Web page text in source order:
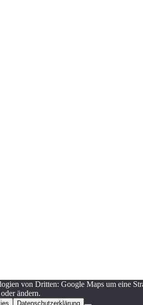
von Dritten: Google Maps um eine
ändern.
Datenschutzerklärung